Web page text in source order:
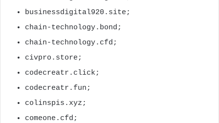
businessdigital920.site;
chain-technology.bond;
chain-technology.cfd;
civpro.store;
codecreatr.click;
codecreatr.fun;
colinspis.xyz;
comeone.cfd;